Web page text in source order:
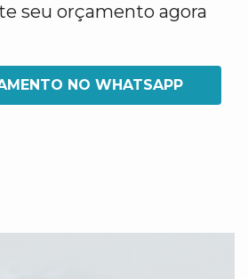
seu orçamento agora
NO WHATSAPP